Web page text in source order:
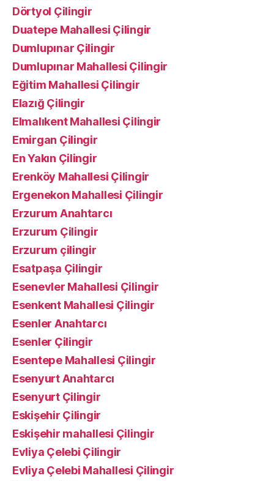
Dörtyol Çilingir
Duatepe Mahallesi Çilingir
Dumlupınar Çilingir
Dumlupınar Mahallesi Çilingir
Eğitim Mahallesi Çilingir
Elazığ Çilingir
Elmalıkent Mahallesi Çilingir
Emirgan Çilingir
En Yakın Çilingir
Erenköy Mahallesi Çilingir
Ergenekon Mahallesi Çilingir
Erzurum Anahtarcı
Erzurum Çilingir
Erzurum çilingir
Esatpaşa Çilingir
Esenevler Mahallesi Çilingir
Esenkent Mahallesi Çilingir
Esenler Anahtarcı
Esenler Çilingir
Esentepe Mahallesi Çilingir
Esenyurt Anahtarcı
Esenyurt Çilingir
Eskişehir Çilingir
Eskişehir mahallesi Çilingir
Evliya Çelebi Çilingir
Evliya Çelebi Mahallesi Çilingir